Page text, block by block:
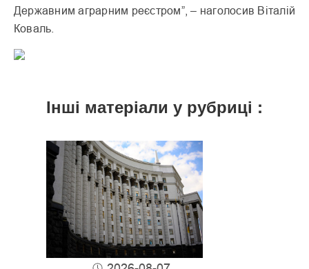
Державним аграрним реєстром”, – наголосив Віталій
Коваль.
Інші матеріали у рубриці :